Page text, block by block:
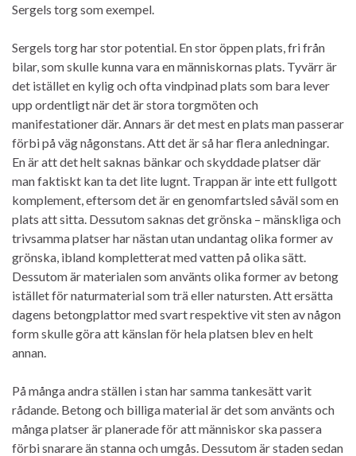
Sergels torg som exempel.
Sergels torg har stor potential. En stor öppen plats, fri från
bilar, som skulle kunna vara en människornas plats. Tyvärr är
det istället en kylig och ofta vindpinad plats som bara lever
upp ordentligt när det är stora torgmöten och
manifestationer där. Annars är det mest en plats man passerar
förbi på väg någonstans. Att det är så har flera anledningar.
En är att det helt saknas bänkar och skyddade platser där
man faktiskt kan ta det lite lugnt. Trappan är inte ett fullgott
komplement, eftersom det är en genomfartsled såväl som en
plats att sitta. Dessutom saknas det grönska – mänskliga och
trivsamma platser har nästan utan undantag olika former av
grönska, ibland kompletterat med vatten på olika sätt.
Dessutom är materialen som använts olika former av betong
istället för naturmaterial som trä eller natursten. Att ersätta
dagens betongplattor med svart respektive vit sten av någon
form skulle göra att känslan för hela platsen blev en helt
annan.
På många andra ställen i stan har samma tankesätt varit
rådande. Betong och billiga material är det som använts och
många platser är planerade för att människor ska passera
förbi snarare än stanna och umgås. Dessutom är staden sedan